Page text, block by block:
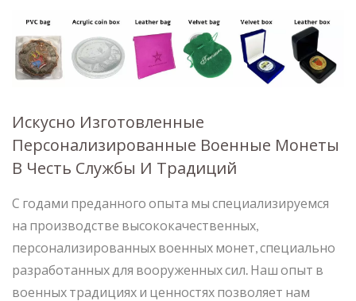
Искусно Изготовленные
Персонализированные Военные Монеты
В Честь Службы И Традиций
С годами преданного опыта мы специализируемся
на производстве высококачественных,
персонализированных военных монет, специально
разработанных для вооруженных сил. Наш опыт в
военных традициях и ценностях позволяет нам